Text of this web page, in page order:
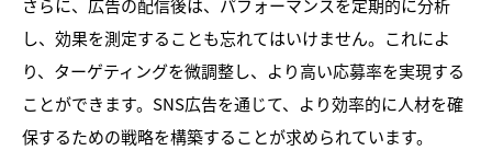
さらに、広告の配信後は、パフォーマンスを定期的に分析
し、効果を測定することも忘れてはいけません。これによ
り、ターゲティングを微調整し、より高い応募率を実現する
ことができます。SNS広告を通じて、より効率的に人材を確
保するための戦略を構築することが求められています。